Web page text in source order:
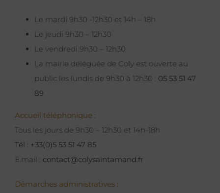
Le mardi 9h30 -12h30 et 14h – 18h
Le jeudi 9h30 – 12h30
Le vendredi 9h30 – 12h30
La mairie déléguée de Coly est ouverte au
public les lundis de 9h30 à 12h30 : 05 53 51 47
89
Accueil téléphonique :
Tous les jours de 9h30 – 12h30 et 14h-18h
Tél : +33(0)5 53 51 47 85
E.mail : contact@colysaintamand.fr
Démarches administratives :